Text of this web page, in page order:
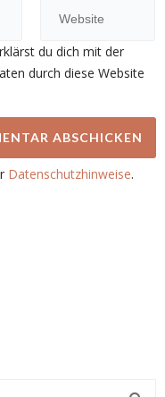
du dich mit der
durch diese Website
Datenschutzhinweise.